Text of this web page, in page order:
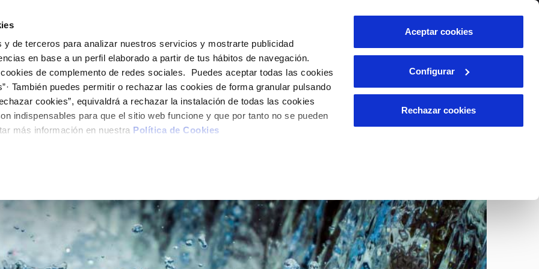
y de terceros para analizar nuestros servicios y mostrarte publicidad
en base a un perfil elaborado a partir de tus hábitos de navegación.
de complemento de redes sociales. Puedes aceptar todas las cookies
También puedes permitir o rechazar las cookies de forma granular pulsando
cookies”, equivaldrá a rechazar la instalación de todas las cookies
indispensables para que el sitio web funcione y que por tanto no se pueden
más información en nuestra Política de Cookies
Aceptar cookies
Configurar
Rechazar cookies
de titular
de suministro
MODIFICACIÓN DE DATOS
Actualizar datos bancarios
Actualizar datos de domicilio
INCIDENCIAS
Comunica anomalías o posibles
VER TODAS LAS GESTIONES
Tu Servicio
AL CLIENTE
de contacto
COMPROMISO DE SERVICIO
Carta de compromisos
Customer Counsel (Defensa del
Tu Agua
calidad del agua
CUIDADOS DEL AGUA
Consejos de ahorro
Conócenos
COMPROMISOS
ambiente
Área de clientes